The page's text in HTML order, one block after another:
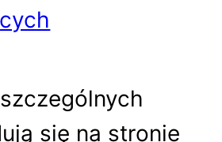
się na stronie